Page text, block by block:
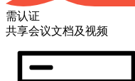
需认证
共享会议文档及视频